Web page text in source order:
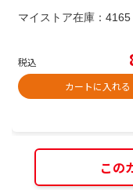
マイストア在庫： 4165
税込
カートに入れる
この